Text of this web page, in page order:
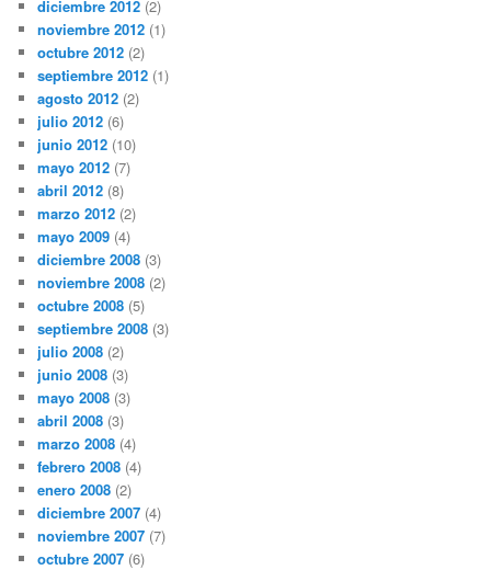
diciembre 2012 (2)
noviembre 2012 (1)
octubre 2012 (2)
septiembre 2012 (1)
agosto 2012 (2)
julio 2012 (6)
junio 2012 (10)
mayo 2012 (7)
abril 2012 (8)
marzo 2012 (2)
mayo 2009 (4)
diciembre 2008 (3)
noviembre 2008 (2)
octubre 2008 (5)
septiembre 2008 (3)
julio 2008 (2)
junio 2008 (3)
mayo 2008 (3)
abril 2008 (3)
marzo 2008 (4)
febrero 2008 (4)
enero 2008 (2)
diciembre 2007 (4)
noviembre 2007 (7)
octubre 2007 (6)